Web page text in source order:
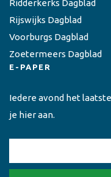
Ridderkerks Dagblad
Rijswijks Dagblad
Voorburgs Dagblad
Zoetermeers Dagblad
E-PAPER
Iedere avond het
je hier aan.